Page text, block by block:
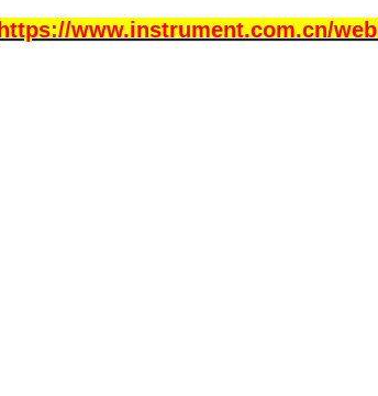
https://www.instrument.com.cn/